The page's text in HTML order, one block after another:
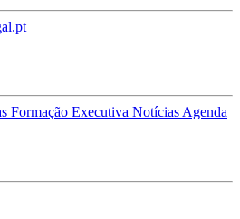
Formação Executiva Notícias Agenda